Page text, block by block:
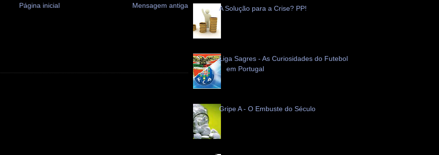
Mensagem antiga
Página inicial A Solução para a Crise? PP!
Liga Sagres - As Curiosidades do Futebol
em Portugal
Gripe A - O Embuste do Século